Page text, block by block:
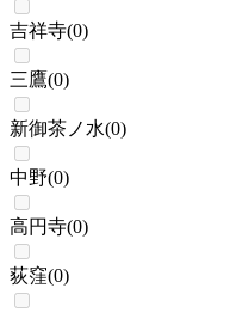
吉祥寺(0)
三鷹(0)
新御茶ノ水(0)
中野(0)
高円寺(0)
荻窪(0)